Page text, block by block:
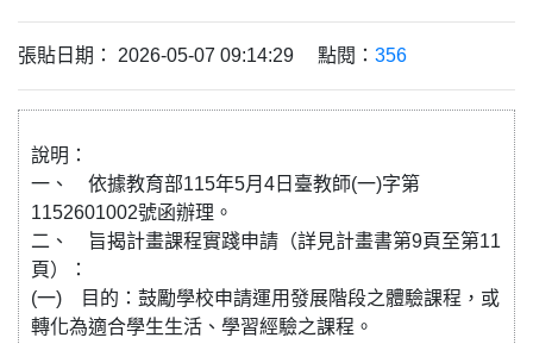
張貼日期： 2026-05-07 09:14:29 點閱： 356
說明：
一、 依據教育部115年5月4日臺教師(一)字第
1152601002號函辦理。
二、 旨揭計畫課程實踐申請（詳見計畫書第9頁至第11
頁）：
(一) 目的：鼓勵學校申請運用發展階段之體驗課程，或
轉化為適合學生生活、學習經驗之課程。